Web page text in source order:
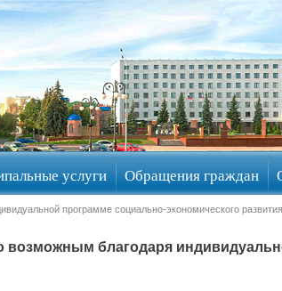
услуги Обращения граждан
программе социально-экономического
возможным благодаря